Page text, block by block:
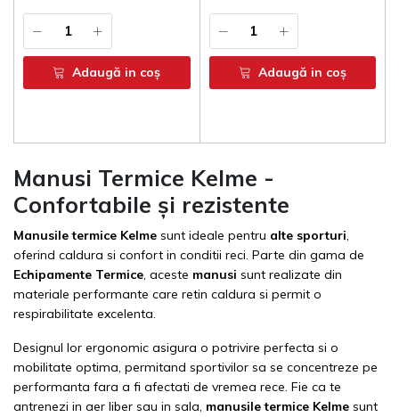
Adaugă in coş Adaugă in coş
Manusi Termice Kelme -
Confortabile și rezistente
Manusile termice Kelme sunt ideale pentru alte sporturi,
oferind caldura si confort in conditii reci. Parte din gama de
Echipamente Termice, aceste manusi sunt realizate din
materiale performante care retin caldura si permit o
respirabilitate excelenta.
Designul lor ergonomic asigura o potrivire perfecta si o
mobilitate optima, permitand sportivilor sa se concentreze pe
performanta fara a fi afectati de vremea rece. Fie ca te
antrenezi in aer liber sau in sala, manusile termice Kelme sunt